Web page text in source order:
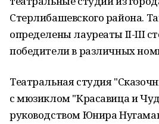
Стерлибашевского района.
определены лауреаты II-III
победители в различных
Театральная студия
с мюзиклом "Красавица и
руководством Юнира